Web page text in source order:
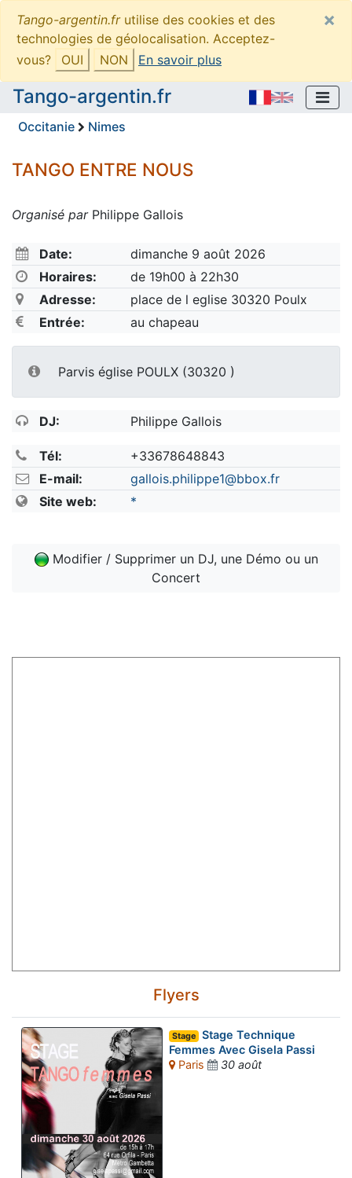
Tango-argentin.frutilise des cookies et des
technologies de géolocalisation. Acceptez-
vous?
OUI NON En savoir plus
×
Tango-argentin.fr
Occitanie Nimes
TANGO ENTRE NOUS
Organisé parPhilippe Gallois
Date:
dimanche 9 août 2026
Horaires:
de 19h00 à 22h30
Adresse:
place de l eglise 30320 Poulx
Entrée:
au chapeau
Parvis église POULX (30320 )
DJ: Philippe Gallois
Tél:
+33678648843
E-mail:
gallois.philippe1@bbox.fr
Site web:
*
Modifier / Supprimer un DJ, une Démo ou un
Concert
Flyers
Stage
Stage Technique
Femmes Avec Gisela Passi
Paris
30 août